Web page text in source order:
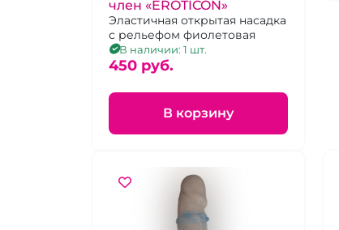
член «EROTICON»
Эластичная открытая насадка
с рельефом фиолетовая
В наличии: 1 шт.
450 pуб.
В корзину